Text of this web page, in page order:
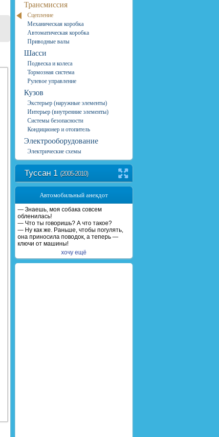
Трансмиссия
Сцепление
Механическая коробка
Автоматическая коробка
Приводные валы
Шасси
Подвеска и колеса
Тормозная система
Рулевое управление
Кузов
Экстерьер (наружные элементы)
Интерьер (внутренние элементы)
Системы безопасности
Кондиционер и отопитель
Электрооборудование
Электрические схемы
Туссан 1 (2005-2010)
Автомобильный анекдот
— Знаешь, моя собака совсем
обленилась!
— Что ты говоришь? А что такое?
— Ну как же. Раньше, чтобы погулять,
она приносила поводок, а теперь —
ключи от машины!
хочу ещё